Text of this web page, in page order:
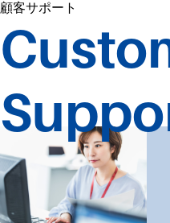
顧客サポート